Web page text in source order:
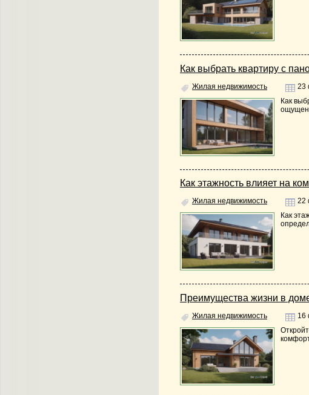
Как выбрать квартиру с
Жилая недвижимость 23
Как
Как этажность влияет на
Жилая недвижимость 22
Как
Преимущества жизни в
Жилая недвижимость 16